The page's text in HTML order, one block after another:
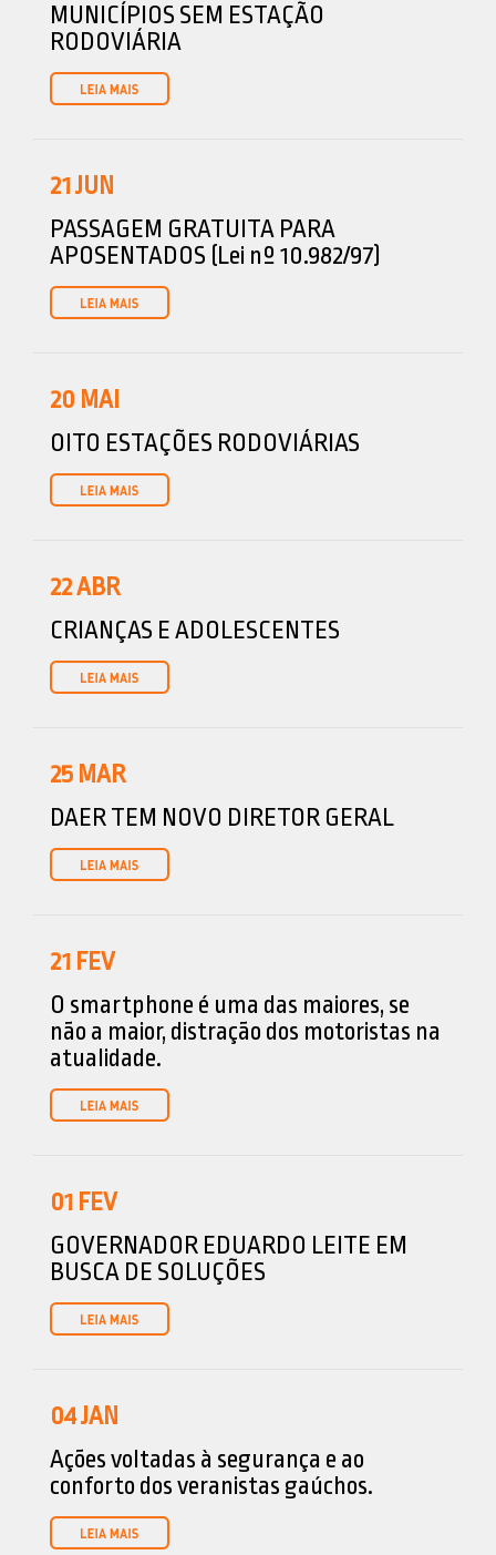
MUNICÍPIOS SEM ESTAÇÃO
RODOVIÁRIA
21JUN
PASSAGEM GRATUITA PARA
APOSENTADOS (Lei nº 10.982/97)
20 MAI
OITO ESTAÇÕES RODOVIÁRIAS
22ABR
CRIANÇAS E ADOLESCENTES
25 MAR
DAER TEM NOVO DIRETOR GERAL
21 FEV
O smartphone é uma das maiores, se
não a maior, distração dos motoristas na
atualidade.
01 FEV
GOVERNADOR EDUARDO LEITE EM
BUSCA DE SOLUÇÕES
04JAN
Ações voltadas à segurança e ao
conforto dos veranistas gaúchos.